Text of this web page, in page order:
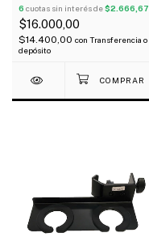
6 cuotas sin interés de$2.666,67
$16.000,00
$14.400,00 con Transferencia o
depósito